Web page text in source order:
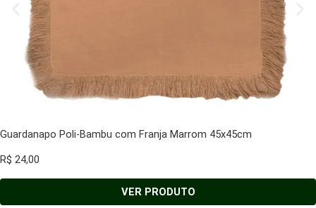
Guardanapo Poli-Bambu com Franja Marrom 45x45cm
R$ 24,00
VER PRODUTO